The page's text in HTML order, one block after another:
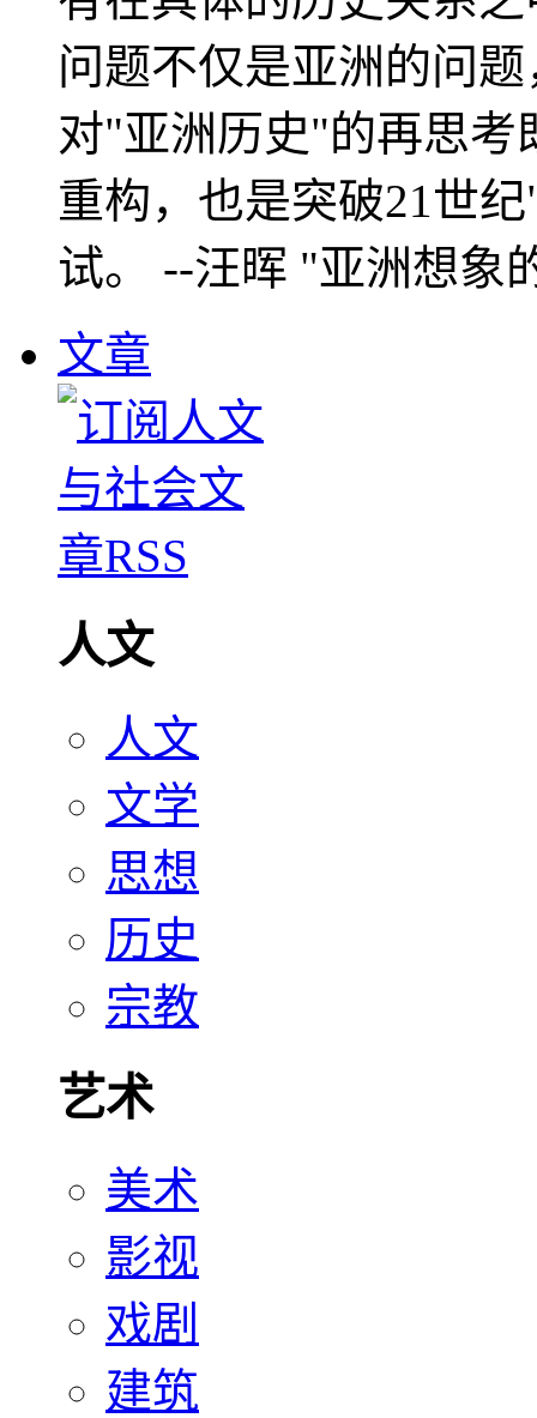
问题不仅是亚洲的问
对"亚洲历史"的再思考
重构，也是突破21世
试。 --汪晖 "亚洲想象
文章
人文
人文
文学
思想
历史
宗教
艺术
美术
影视
戏剧
建筑